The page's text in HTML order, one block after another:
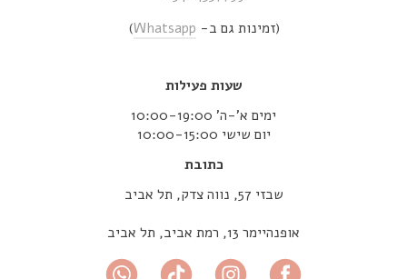
(זמינות גם ב- Whatsapp
)
שעות פעילות
ימים א’-ה’ 10:00-19:00
יום שישי 10:00-15:00
כתובת
שבזי 57, נווה צדק, תל אביב
אופנהיימר 13, רמת אביב, תל אביב